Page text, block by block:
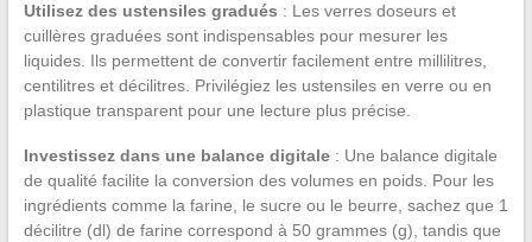
Utilisez des ustensiles gradués : Les verres doseurs et
cuillères graduées sont indispensables pour mesurer les
liquides. Ils permettent de convertir facilement entre millilitres,
centilitres et décilitres. Privilégiez les ustensiles en verre ou en
plastique transparent pour une lecture plus précise.
Investissez dans une balance digitale: Une balance digitale
de qualité facilite la conversion des volumes en poids. Pour les
ingrédients comme la farine, le sucre ou le beurre, sachez que 1
décilitre (dl) de farine correspond à 50 grammes (g), tandis que